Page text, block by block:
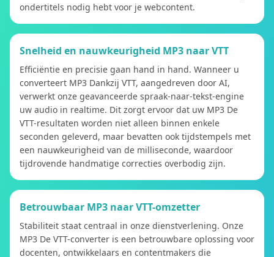
ondertitels nodig hebt voor je webcontent.
Snelheid en nauwkeurigheid MP3 naar VTT
Efficiëntie en precisie gaan hand in hand. Wanneer u
converteert MP3 Dankzij VTT, aangedreven door AI,
verwerkt onze geavanceerde spraak-naar-tekst-engine
uw audio in realtime. Dit zorgt ervoor dat uw MP3 De
VTT-resultaten worden niet alleen binnen enkele
seconden geleverd, maar bevatten ook tijdstempels met
een nauwkeurigheid van de milliseconde, waardoor
tijdrovende handmatige correcties overbodig zijn.
Betrouwbaar MP3 naar VTT-omzetter
Stabiliteit staat centraal in onze dienstverlening. Onze
MP3 De VTT-converter is een betrouwbare oplossing voor
docenten, ontwikkelaars en contentmakers die